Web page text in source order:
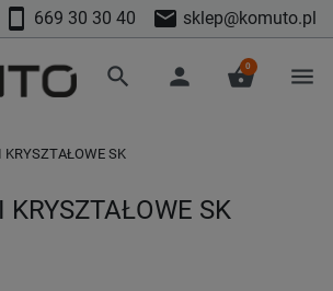
smartphone 669 30 30 40 mail sklep@komuto.pl
search person shopping_basket
0 menu
KRYSZTAŁOWE SK
KRYSZTAŁOWE SK